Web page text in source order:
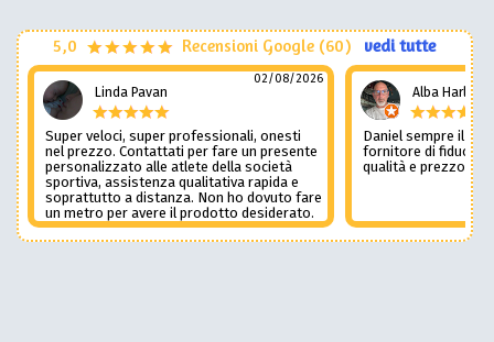
5,0 Recensioni Google (60) vedi tutte
Linda Pavan
02/08/2026
Super veloci, super professionali, onesti
nel prezzo. Contattati per fare un presente
personalizzato alle atlete della società
sportiva, assistenza qualitativa rapida e
soprattutto a distanza. Non ho dovuto fare
un metro per avere il prodotto desiderato.
Una assistenza del genere è rara e
preziosa. Credo li contatterò ancora in
Alba Harley
Daniel sempre il
fornitore di fiducia
qualità e prezzo